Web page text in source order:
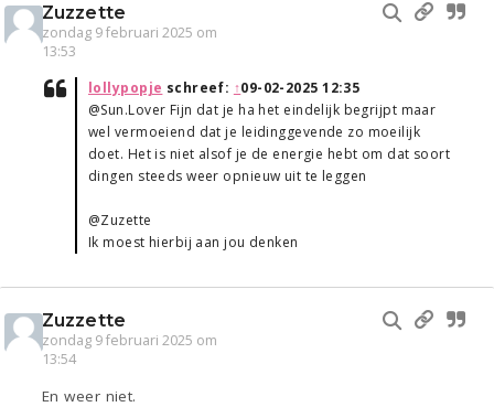
Zuzzette
zondag 9 februari 2025 om
13:53
lollypopje schreef: ↑09-02-2025 12:35
@Sun.Lover Fijn dat je ha het eindelijk begrijpt maar
wel vermoeiend dat je leidinggevende zo moeilijk
doet. Het is niet alsof je de energie hebt om dat soort
dingen steeds weer opnieuw uit te leggen
@Zuzette
Ik moest hierbij aan jou denken
Zuzzette
zondag 9 februari 2025 om
13:54
En weer niet.